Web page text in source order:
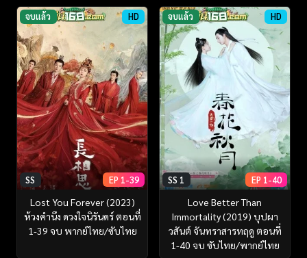
จบแล้ว HD
SS EP 1-39
Lost You Forever (2023)
ห้วงคำนึง ดวงใจนิรันดร์ ตอนที่
1-39 จบ พากย์ไทย/ซับไทย
จบแล้ว HD
SS 1 EP 1-40
Love Better Than
Immortality (2019) บุปผา
วสันต์ จันทราสารทฤดู ตอนที่
1-40 จบ ซับไทย/พากย์ไทย